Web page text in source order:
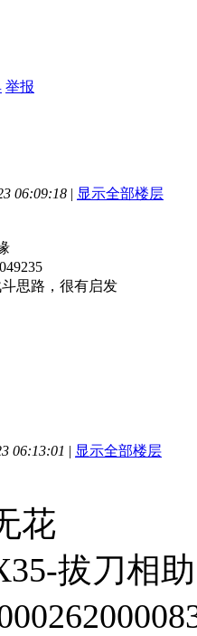
举报
06:09:18 | 显示全部楼层
思路，很有启发
06:13:01 | 显示全部楼层
花
拔刀相助